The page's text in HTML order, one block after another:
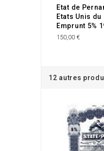
Etat de
Etats Unis
Emprunt 5%
150,00 €
12 autres